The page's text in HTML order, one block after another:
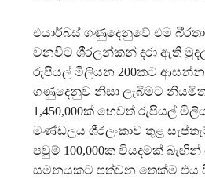
එයාර්බස් ගණුදෙනුවේ එම
වනවිට ශී‍්‍රලන්කන් දරා ඇති
රුපියල් මිලියන 200කට
ගණුදෙනුව නිසා ලැබීමට නියමිත
1,450,000ක් හෙවත් රුපියල්
මණ්ඩලය ශී‍්‍රලංකාව තුළ
පවුම් 100,000ක වියදමක්
සමනයකට පත්වන තෙක්ම එය